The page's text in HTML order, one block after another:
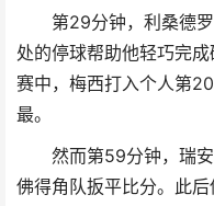
第29分钟，利桑德
处的停球帮助他轻巧完
赛中，梅西打入个人第
最。
然而第59分钟，瑞安
佛得角队扳平比分。此